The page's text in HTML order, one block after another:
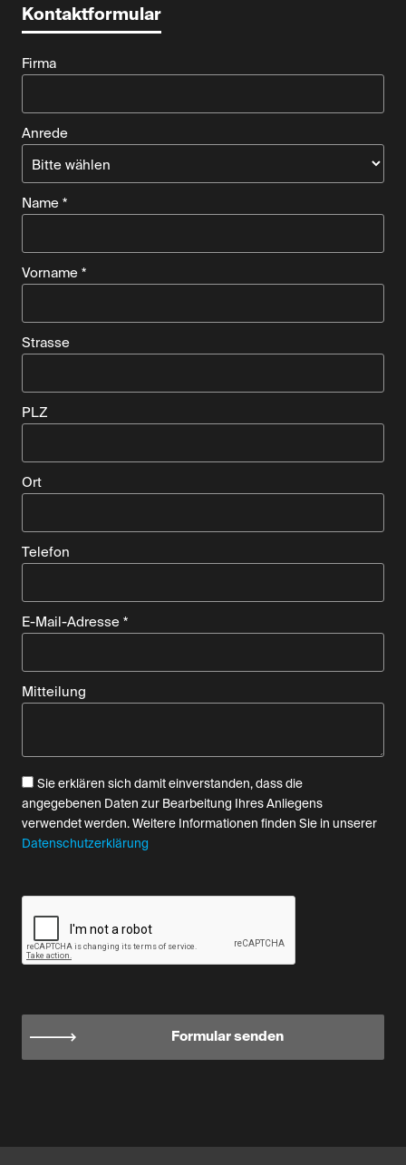
Kontaktformular
Firma
Anrede
Name *
Vorname *
Strasse
PLZ
Ort
Telefon
E-Mail-Adresse *
Mitteilung
Sie erklären sich damit einverstanden, dass die
angegebenen Daten zur Bearbeitung Ihres Anliegens
verwendet werden. Weitere Informationen finden Sie in unserer
Datenschutzerklärung
Formular senden